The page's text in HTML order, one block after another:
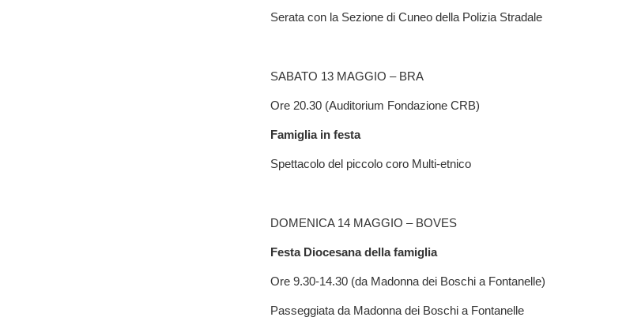
Serata con la Sezione di Cuneo della Polizia Stradale
SABATO 13 MAGGIO – BRA
Ore 20.30 (Auditorium Fondazione CRB)
Famiglia in festa
Spettacolo del piccolo coro Multi-etnico
DOMENICA 14 MAGGIO – BOVES
Festa Diocesana della famiglia
Ore 9.30-14.30 (da Madonna dei Boschi a Fontanelle)
Passeggiata da Madonna dei Boschi a Fontanelle